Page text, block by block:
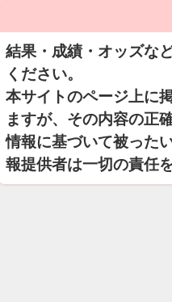
結果・成績・オッズな
ください。
本サイトのページ上に
ますが、その内容の正
情報に基づいて被った
報提供者は一切の責任